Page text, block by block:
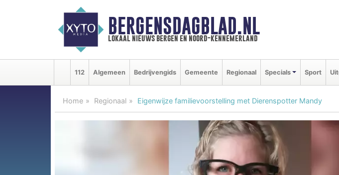
BERGENSDAGBLAD.NL
lokaal nieuws bergen en noord-kennemerland
112 Algemeen Bedrijvengids Gemeente Regionaal Specials Sport
Home Regionaal Eigenwijze familievoorstelling met Dierenspotter Mandy